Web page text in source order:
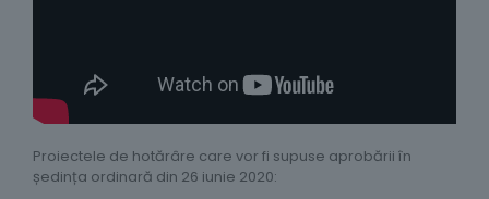
Proiectele de hotărâre care vor fi supuse aprobării în
ședința ordinară din 26 iunie 2020: